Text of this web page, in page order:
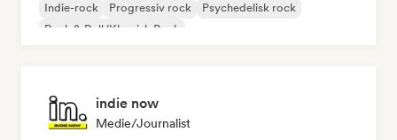
Indie-rock
Progressiv rock
Psychedelisk rock
Rock & Roll/Klassisk Rock
indie now
Medie/journalist